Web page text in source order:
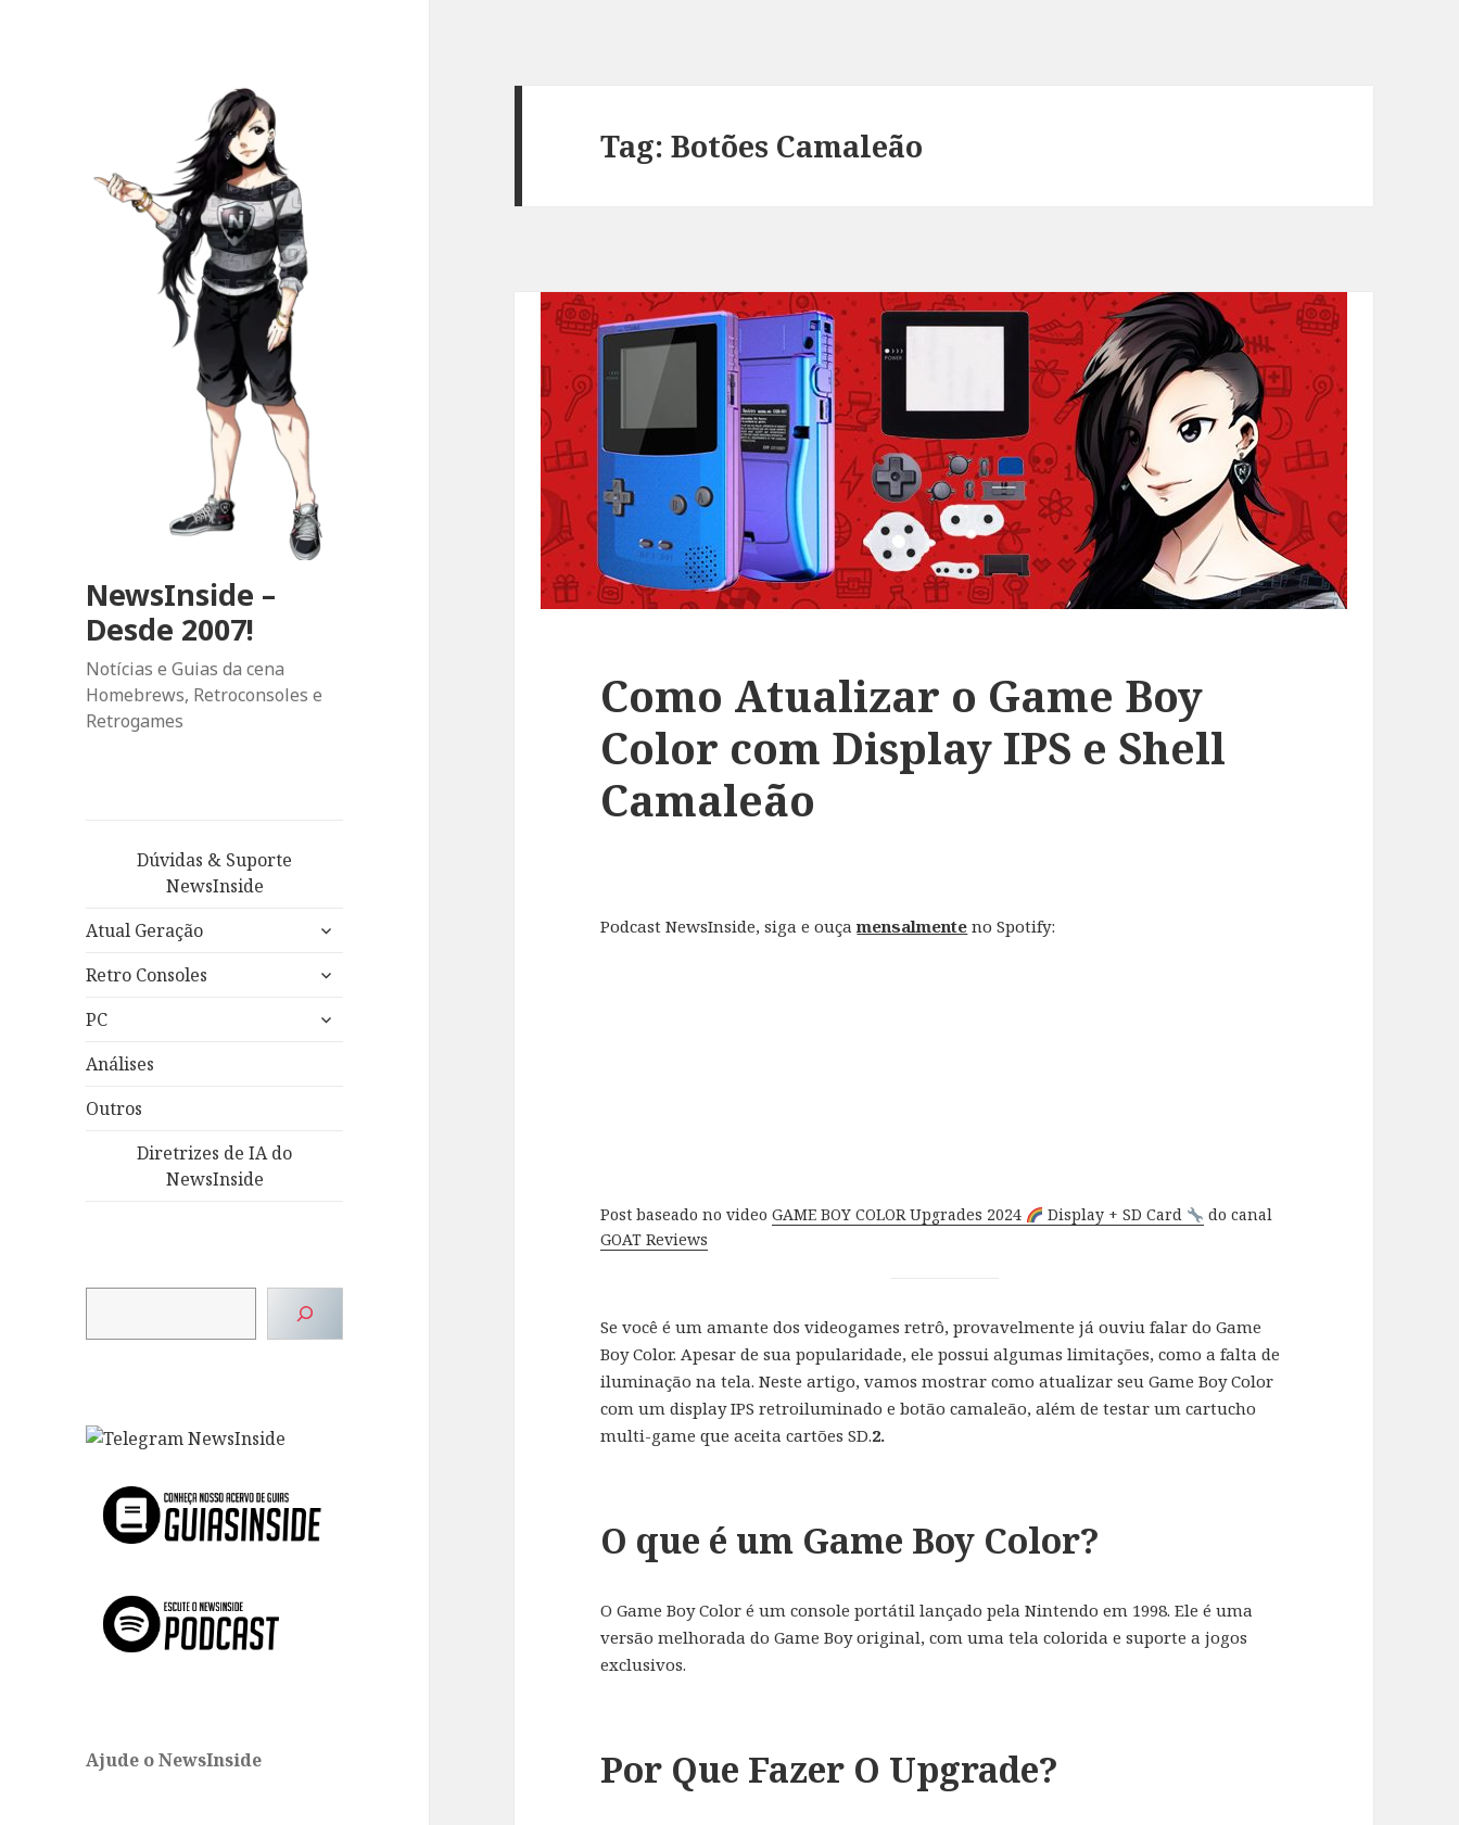
NewsInside –
Desde 2007!
Notícias e Guias da cena
Homebrews, Retroconsoles e
Retrogames
Dúvidas & Suporte
NewsInside
Atual Geração
expandir
Retro Consoles
expandir
PC
expandir
Análises
Outros
Diretrizes de IA do
NewsInside
Ajude o NewsInside
Tag:Botões Camaleão
Como Atualizar o Game Boy
Color com Display IPS e Shell
Camaleão
Podcast NewsInside, siga e ouçamensalmente no Spotify:
Post baseado no videoGAME BOY COLOR Upgrades 2024 Display + SD Card
do canal
GOAT Reviews
Se você é um amante dos videogames retrô, provavelmente já ouviu falar do Game
Boy Color. Apesar de sua popularidade, ele possui algumas limitações, como a falta de
iluminação na tela. Neste artigo, vamos mostrar como atualizar seu Game Boy Color
com um display IPS retroiluminado e botão camaleão, além de testar um cartucho
multi-game que aceita cartões SD.2.
O que é um Game Boy Color?
O Game Boy Color é um console portátil lançado pela Nintendo em 1998. Ele é uma
versão melhorada do Game Boy original, com uma tela colorida e suporte a jogos
exclusivos.
Por Que Fazer O Upgrade?